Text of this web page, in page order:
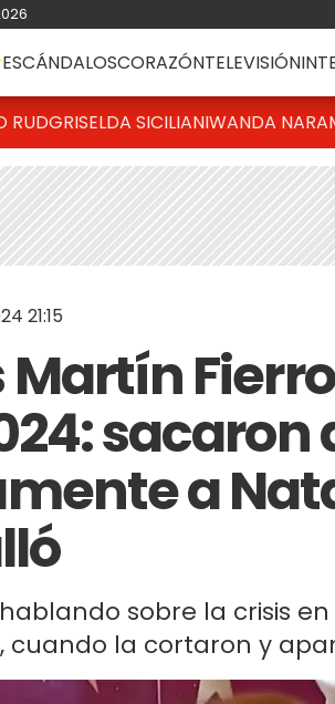
ESCÁNDALOSCORAZÓNTELEVISIÓN
RUDGRISELDA SICILIANIWANDA NARA
21:15
sacaron
a
sobre la crisis
la cortaron y